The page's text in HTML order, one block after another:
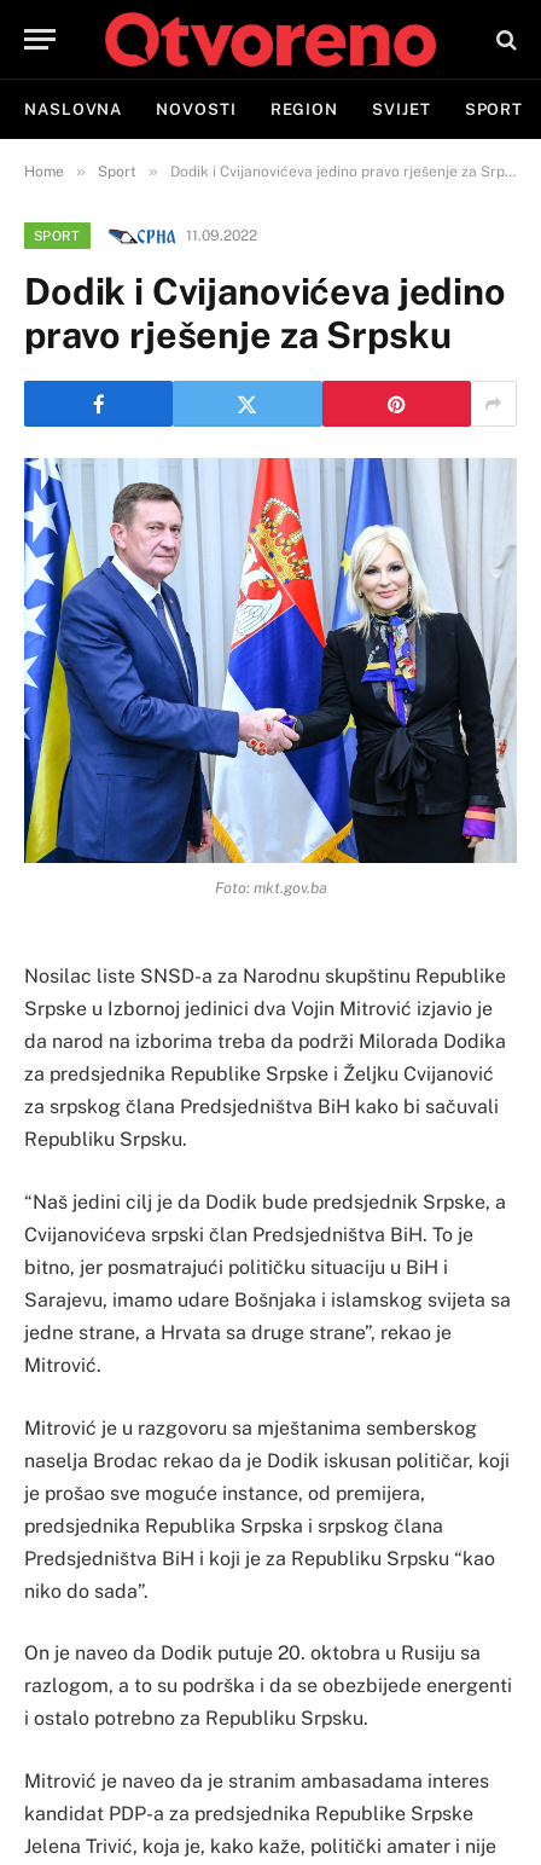
NASLOVNA NOVOSTI REGION SVIJET SPORT
Home » Sport » Dodik i Cvijanovićeva jedino pravo rješenje za Srpsku
SPORT 11.09.2022
Dodik i Cvijanovićeva jedino
pravo rješenje za Srpsku
Foto: mkt.gov.ba
Nosilac liste SNSD-a za Narodnu skupštinu Republike
Srpske u Izbornoj jedinici dva Vojin Mitrović izjavio je
da narod na izborima treba da podrži Milorada Dodika
za predsjednika Republike Srpske i Željku Cvijanović
za srpskog člana Predsjedništva BiH kako bi sačuvali
Republiku Srpsku.
“Naš jedini cilj je da Dodik bude predsjednik Srpske, a
Cvijanovićeva srpski član Predsjedništva BiH. To je
bitno, jer posmatrajući političku situaciju u BiH i
Sarajevu, imamo udare Bošnjaka i islamskog svijeta sa
jedne strane, a Hrvata sa druge strane”, rekao je
Mitrović.
Mitrović je u razgovoru sa mještanima semberskog
naselja Brodac rekao da je Dodik iskusan političar, koji
je prošao sve moguće instance, od premijera,
predsjednika Republika Srpska i srpskog člana
Predsjedništva BiH i koji je za Republiku Srpsku “kao
niko do sada”.
On je naveo da Dodik putuje 20. oktobra u Rusiju sa
razlogom, a to su podrška i da se obezbijede energenti
i ostalo potrebno za Republiku Srpsku.
Mitrović je naveo da je stranim ambasadama interes
kandidat PDP-a za predsjednika Republike Srpske
Jelena Trivić, koja je, kako kaže, politički amater i nije